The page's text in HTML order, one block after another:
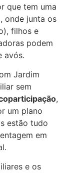
que tem uma
onde junta os
filhos e
podem
avós.
Jardim
sem
,
um plano
estão tudo
em
e os